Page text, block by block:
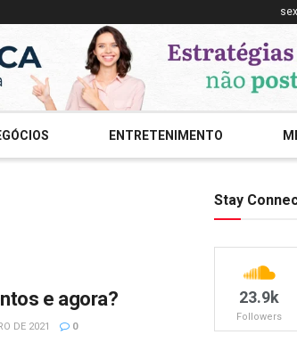
ENTRETENIMENTO
e agora?
DE 2021 0
Stay
23.9k
Followers